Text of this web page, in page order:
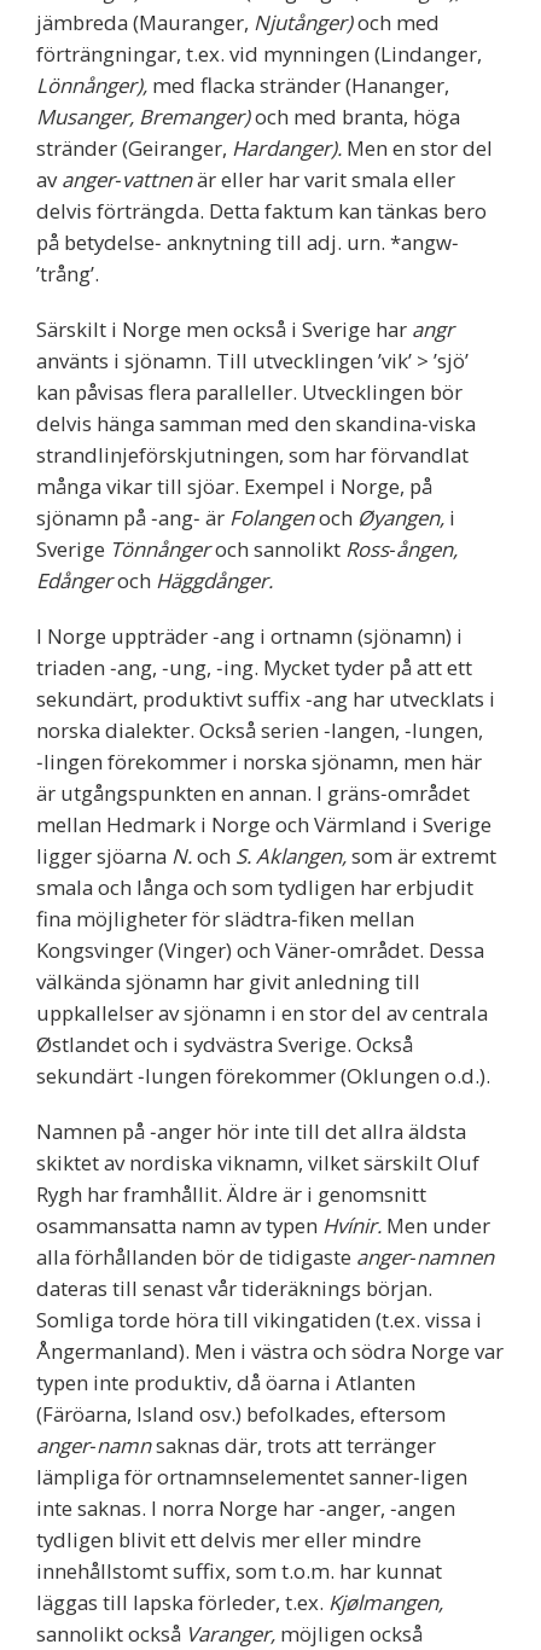
jämbreda (Mauranger, Njutånger)och med
förträngningar, t.ex. vid mynningen (Lindanger,
Lönnånger), med flacka stränder (Hananger,
Musanger, Bremanger)och med branta, höga
stränder (Geiranger, Hardanger). Men en stor del
avanger‐vattnenär eller har varit smala eller
delvis förträngda. Detta faktum kan tänkas bero
på betydelse‐ anknytning till adj. urn. *angw‐
’trång’.
Särskilt i Norge men också i Sverige har angr
använts i sjönamn. Till utvecklingen ’vik’ > ’sjö’
kan påvisas flera paralleller. Utvecklingen bör
delvis hänga samman med den skandina‐viska
strandlinjeförskjutningen, som har förvandlat
många vikar till sjöar. Exempel i Norge, på
sjönamn på ‐ang‐ är Folangenoch Øyangen, i
Sverige Tönnångeroch sannolikt Ross‐ången,
Edångeroch Häggdånger.
I Norge uppträder ‐ang i ortnamn (sjönamn) i
triaden ‐ang, ‐ung, ‐ing. Mycket tyder på att ett
sekundärt, produktivt suffix ‐ang har utvecklats i
norska dialekter. Också serien ‐langen, ‐lungen,
‐lingen förekommer i norska sjönamn, men här
är utgångspunkten en annan. I gräns‐området
mellan Hedmark i Norge och Värmland i Sverige
ligger sjöarna N.och S. Aklangen,som är extremt
smala och långa och som tydligen har erbjudit
fina möjligheter för slädtra‐fiken mellan
Kongsvinger (Vinger) och Väner‐området. Dessa
välkända sjönamn har givit anledning till
uppkallelser av sjönamn i en stor del av centrala
Østlandet och i sydvästra Sverige. Också
sekundärt ‐lungen förekommer (Oklungen o.d.).
Namnen på ‐anger hör inte till det allra äldsta
skiktet av nordiska viknamn, vilket särskilt Oluf
Rygh har framhållit. Äldre är i genomsnitt
osammansatta namn av typen Hvínir. Men under
alla förhållanden bör de tidigaste anger‐namnen
dateras till senast vår tideräknings början.
Somliga torde höra till vikingatiden (t.ex. vissa i
Ångermanland). Men i västra och södra Norge var
typen inte produktiv, då öarna i Atlanten
(Färöarna, Island osv.) befolkades, eftersom
anger‐namnsaknas där, trots att terränger
lämpliga för ortnamnselementet sanner‐ligen
inte saknas. I norra Norge har ‐anger, ‐angen
tydligen blivit ett delvis mer eller mindre
innehållstomt suffix, som t.o.m. har kunnat
läggas till lapska förleder, t.ex. Kjølmangen,
sannolikt också Varanger, möjligen också